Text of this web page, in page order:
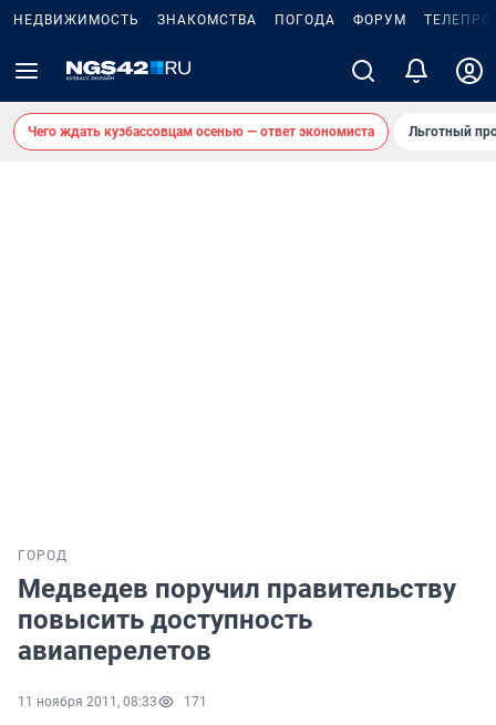
НЕДВИЖИМОСТЬ ЗНАКОМСТВА ПОГОДА ФОРУМ
Чего ждать кузбассовцам осенью — ответ экономиста Льготный
ГОРОД
Медведев поручил правительству
повысить доступность
авиаперелетов
11 ноября 2011, 08:33 171